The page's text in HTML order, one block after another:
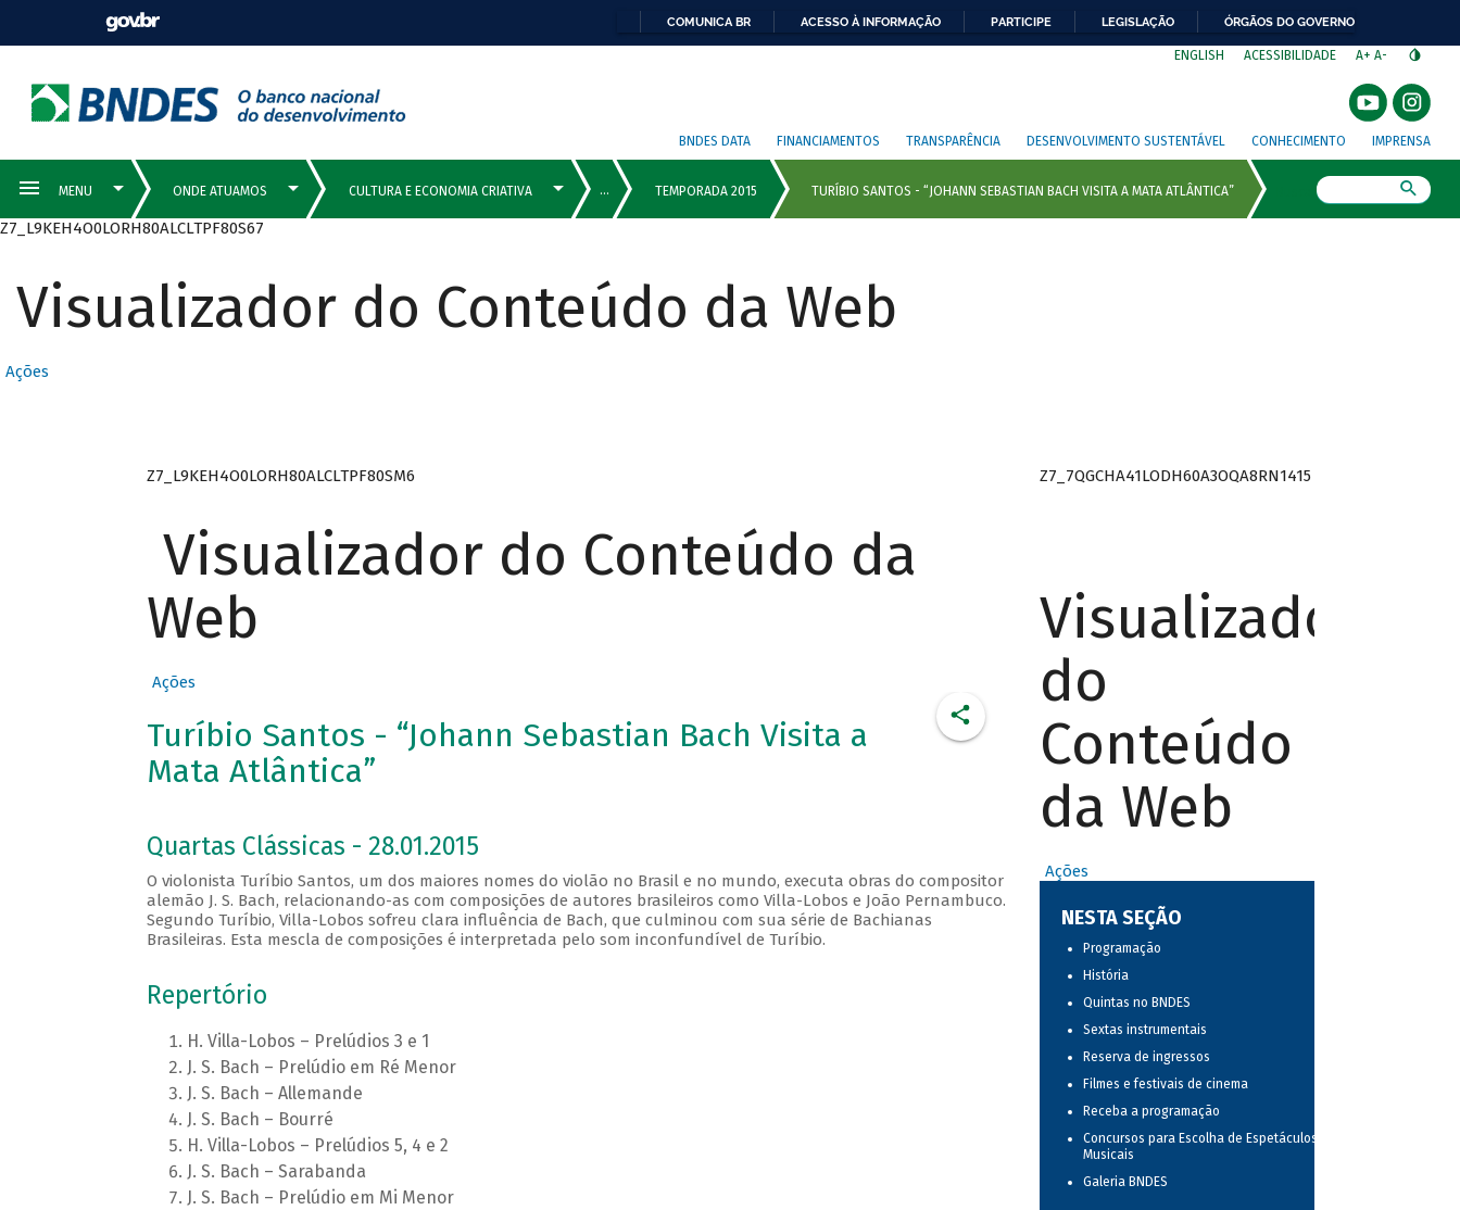
COMUNICA BR ACESSO À INFORMAÇÃO PARTICIPE LEGISLAÇÃO ÓRGÃOS DO GOVERNO
ENGLISH ACESSIBILIDADE A+ A-
BNDES DATA FINANCIAMENTOS TRANSPARÊNCIA DESENVOLVIMENTO SUSTENTÁVEL CONHECIMENTO IMPRENSA
Z7_L9KEH4O0LORH80ALCLTPF80S67
Visualizador do Conteúdo da Web
Ações
Z7_L9KEH4O0LORH80ALCLTPF80SM6
Visualizador do Conteúdo da
Web
Ações
Turíbio Santos - “Johann Sebastian Bach Visita a
Mata Atlântica”
Quartas Clássicas - 28.01.2015
O violonista Turíbio Santos, um dos maiores nomes do violão no Brasil e no mundo, executa obras do compositor
alemão J. S. Bach, relacionando-as com composições de autores brasileiros como Villa-Lobos e João Pernambuco.
Segundo Turíbio, Villa-Lobos sofreu clara influência de Bach, que culminou com sua série de Bachianas
Brasileiras. Esta mescla de composições é interpretada pelo som inconfundível de Turíbio.
Repertório
H. Villa-Lobos – Prelúdios 3 e 1
J. S. Bach – Prelúdio em Ré Menor
J. S. Bach – Allemande
J. S. Bach – Bourré
H. Villa-Lobos – Prelúdios 5, 4 e 2
J. S. Bach – Sarabanda
J. S. Bach – Prelúdio em Mi Menor
Z7_7QGCHA41LODH60A3OQA8RN1415
Visualizador
do
Conteúdo
da Web
Ações
NESTA SEÇÃO
Programação
História
Quintas no BNDES
Sextas instrumentais
Reserva de ingressos
Filmes e festivais de cinema
Receba a programação
Concursos para Escolha de Espetáculos
Musicais
Galeria BNDES